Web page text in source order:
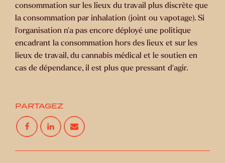
consommation sur les lieux du travail plus discrète que
la consommation par inhalation (joint ou vapotage). Si
l’organisation n’a pas encore déployé une politique
encadrant la consommation hors des lieux et sur les
lieux de travail, du cannabis médical et le soutien en
cas de dépendance, il est plus que pressant d’agir.
PARTAGEZ